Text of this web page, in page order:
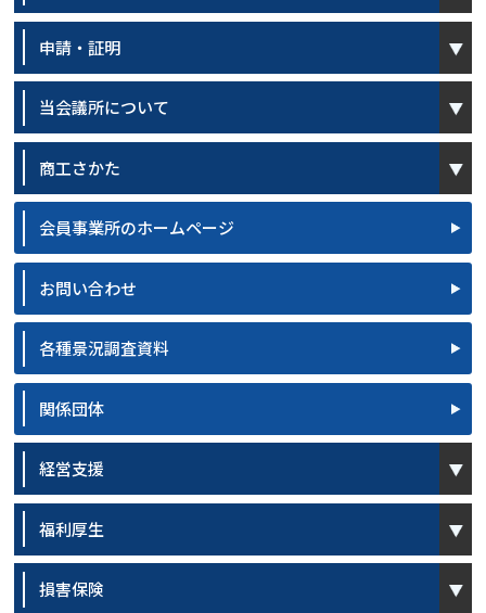
申請・証明
当会議所について
商工さかた
会員事業所のホームページ
お問い合わせ
各種景況調査資料
関係団体
経営支援
福利厚生
損害保険